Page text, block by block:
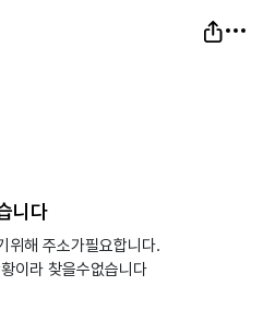
니다
위해 주소가필요합니다.
이라 찾을수없습니다